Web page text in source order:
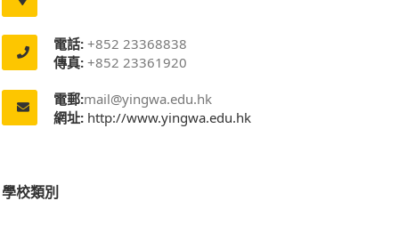
電話: +852 23368838
傳真: +852 23361920
電郵:mail@yingwa.edu.hk
網址: http://www.yingwa.edu.hk
學校類別